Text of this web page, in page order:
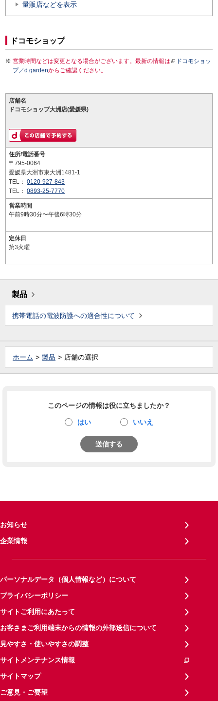
量販店などを表示
ドコモショップ
営業時間などは変更となる場合がございます。最新の情報は
ドコモショッ
プ／d gardenからご確認ください。
店舗名
ドコモショップ大洲店(愛媛県)
住所/電話番号
〒795-0064
愛媛県大洲市東大洲1481-1
TEL： 0120-927-843
TEL： 0893-25-7770
営業時間
午前9時30分〜午後6時30分
定休日
第3火曜
製品
携帯電話の電波防護への適合性について
ホーム 製品 店舗の選択
このページの情報は役に立ちましたか？
はい いいえ
送信する
お知らせ
企業情報
パーソナルデータ（個人情報など）について
プライバシーポリシー
サイトご利用にあたって
お客さまご利用端末からの情報の外部送信について
見やすさ・使いやすさの調整
サイトメンテナンス情報
サイトマップ
ご意見・ご要望